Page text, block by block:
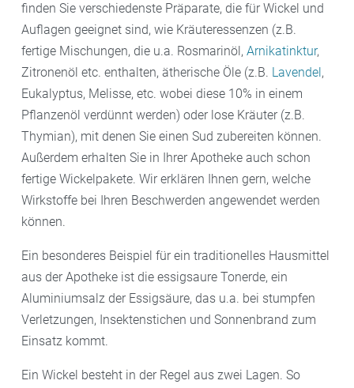
finden Sie verschiedenste Präparate, die für Wickel und
Auflagen geeignet sind, wie Kräuteressenzen (z.B.
fertige Mischungen, die u.a. Rosmarinöl, Arnikatinktur,
Zitronenöl etc. enthalten, ätherische Öle (z.B. Lavendel ,
Eukalyptus, Melisse, etc. wobei diese 10% in einem
Pflanzenöl verdünnt werden) oder lose Kräuter (z.B.
Thymian), mit denen Sie einen Sud zubereiten können.
Außerdem erhalten Sie in Ihrer Apotheke auch schon
fertige Wickelpakete. Wir erklären Ihnen gern, welche
Wirkstoffe bei Ihren Beschwerden angewendet werden
können.
Ein besonderes Beispiel für ein traditionelles Hausmittel
aus der Apotheke ist die essigsaure Tonerde, ein
Aluminiumsalz der Essigsäure, das u.a. bei stumpfen
Verletzungen, Insektenstichen und Sonnenbrand zum
Einsatz kommt.
Ein Wickel besteht in der Regel aus zwei Lagen. So